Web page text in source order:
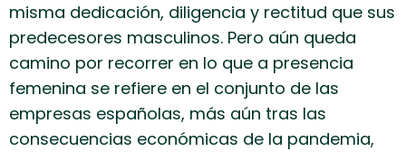
misma dedicación, diligencia y rectitud que sus
predecesores masculinos. Pero aún queda
camino por recorrer en lo que a presencia
femenina se refiere en el conjunto de las
empresas españolas, más aún tras las
consecuencias económicas de la pandemia,